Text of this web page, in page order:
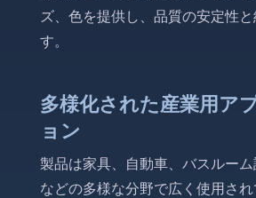
ズ、色を提供し、品質の安定性
す。
多様化された産業用ア
ョン
製品は家具、自動車、バスルー
などの多様な分野で広く使用さ